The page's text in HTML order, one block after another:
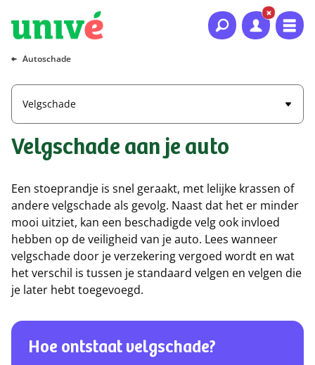
Naar hoofdinhoud
Naar hoofdnavigatie
Naar footer
Autoschade
Velgschade
Velgschade aan je auto
Een stoeprandje is snel geraakt, met lelijke krassen of
andere velgschade als gevolg. Naast dat het er minder
mooi uitziet, kan een beschadigde velg ook invloed
hebben op de veiligheid van je auto. Lees wanneer
velgschade door je verzekering vergoed wordt en wat
het verschil is tussen je standaard velgen en velgen die
je later hebt toegevoegd.
Hoe ontstaat velgschade?